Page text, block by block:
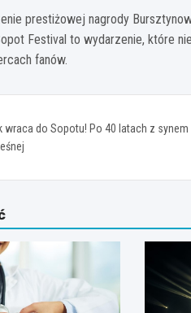
prestiżowej nagrody
Festival to wydarzenie, które
fanów.
wraca do Sopotu! Po 40 latach z synem